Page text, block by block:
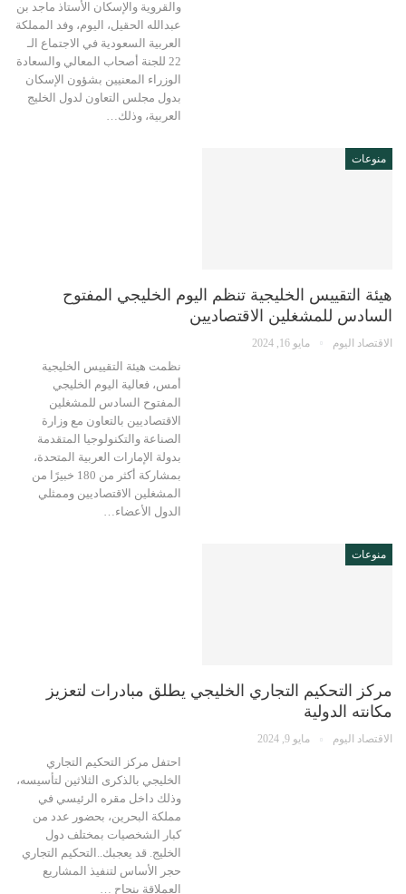
والقروية والإسكان الأستاذ ماجد بن
عبدالله الحقيل، اليوم، وفد المملكة
العربية السعودية في الاجتماع الـ
22 للجنة أصحاب المعالي والسعادة
الوزراء المعنيين بشؤون الإسكان
بدول مجلس التعاون لدول الخليج
العربية، وذلك…
منوعات
هيئة التقييس الخليجية تنظم اليوم الخليجي المفتوح
السادس للمشغلين الاقتصاديين
الاقتصاد اليوم مايو 16, 2024
نظمت هيئة التقييس الخليجية
أمس، فعالية اليوم الخليجي
المفتوح السادس للمشغلين
الاقتصاديين بالتعاون مع وزارة
الصناعة والتكنولوجيا المتقدمة
بدولة الإمارات العربية المتحدة،
بمشاركة أكثر من 180 خبيرًا من
المشغلين الاقتصاديين وممثلي
الدول الأعضاء…
منوعات
مركز التحكيم التجاري الخليجي يطلق مبادرات لتعزيز
مكانته الدولية
الاقتصاد اليوم مايو 9, 2024
احتفل مركز التحكيم التجاري
الخليجي بالذكرى الثلاثين لتأسيسه،
وذلك داخل مقره الرئيسي في
مملكة البحرين، بحضور عدد من
كبار الشخصيات بمختلف دول
الخليج. قد يعجبك..التحكيم التجاري
حجر الأساس لتنفيذ المشاريع
العملاقة بنجاح …